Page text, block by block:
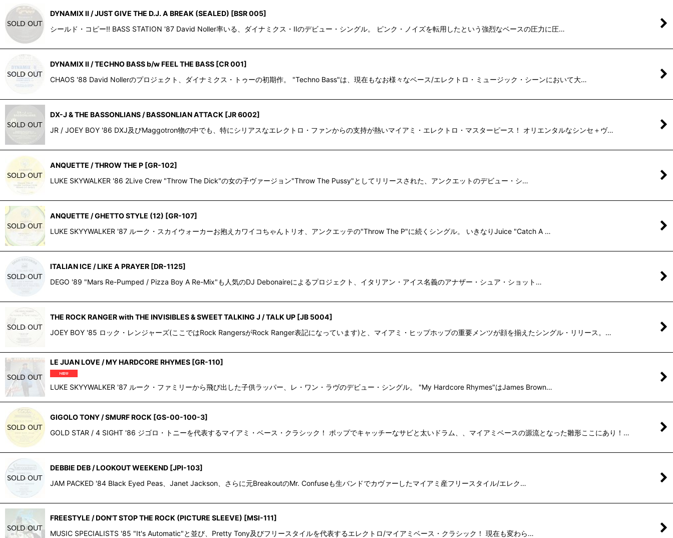
DYNAMIX II / JUST GIVE THE D.J. A BREAK (SEALED) [BSR 005]
シールド・コピー!! BASS STATION '87 David Noller率いる、ダイナミクス・IIのデビュー・シングル。 ピンク・ノイズを転用したという強烈なベースの圧力に圧…
DYNAMIX II / TECHNO BASS b/w FEEL THE BASS [CR 001]
CHAOS '88 David Nollerのプロジェクト、ダイナミクス・トゥーの初期作。 "Techno Bass"は、現在もなお様々なベース/エレクトロ・ミュージック・シーンにおいて大…
DX-J & THE BASSONLIANS / BASSONLIAN ATTACK [JR 6002]
JR / JOEY BOY '86 DXJ及びMaggotron物の中でも、特にシリアスなエレクトロ・ファンからの支持が熱いマイアミ・エレクトロ・マスターピース！ オリエンタルなシンセ＋ヴ…
ANQUETTE / THROW THE P [GR-102]
LUKE SKYWALKER '86 2Live Crew "Throw The Dick"の女の子ヴァージョン"Throw The Pussy"としてリリースされた、アンクエットのデビュー・シ…
ANQUETTE / GHETTO STYLE (12) [GR-107]
LUKE SKYYWALKER '87 ルーク・スカイウォーカーお抱えカワイコちゃんトリオ、アンクエッテの"Throw The P"に続くシングル。 いきなりJuice "Catch A …
ITALIAN ICE / LIKE A PRAYER [DR-1125]
DEGO '89 "Mars Re-Pumped / Pizza Boy A Re-Mix"も人気のDJ Debonaireによるプロジェクト、イタリアン・アイス名義のアナザー・シュア・ショット…
THE ROCK RANGER with THE INVISIBLES & SWEET TALKING J / TALK UP [JB 5004]
JOEY BOY '85 ロック・レンジャーズ(ここではRock RangersがRock Ranger表記になっています)と、マイアミ・ヒップホップの重要メンツが顔を揃えたシングル・リリース。…
LE JUAN LOVE / MY HARDCORE RHYMES [GR-110]
LUKE SKYYWALKER '87 ルーク・ファミリーから飛び出した子供ラッパー、レ・ワン・ラヴのデビュー・シングル。 "My Hardcore Rhymes"はJames Brown…
GIGOLO TONY / SMURF ROCK [GS-00-100-3]
GOLD STAR / 4 SIGHT '86 ジゴロ・トニーを代表するマイアミ・ベース・クラシック！ ポップでキャッチーなサビと太いドラム、、マイアミベースの源流となった雛形ここにあり！…
DEBBIE DEB / LOOKOUT WEEKEND [JPI-103]
JAM PACKED '84 Black Eyed Peas、Janet Jackson、さらに元BreakoutのMr. Confuseも生バンドでカヴァーしたマイアミ産フリースタイル/エレク…
FREESTYLE / DON'T STOP THE ROCK (PICTURE SLEEVE) [MSI-111]
MUSIC SPECIALISTS '85 "It's Automatic"と並び、Pretty Tony及びフリースタイルを代表するエレクトロ/マイアミベース・クラシック！ 現在も変わら…